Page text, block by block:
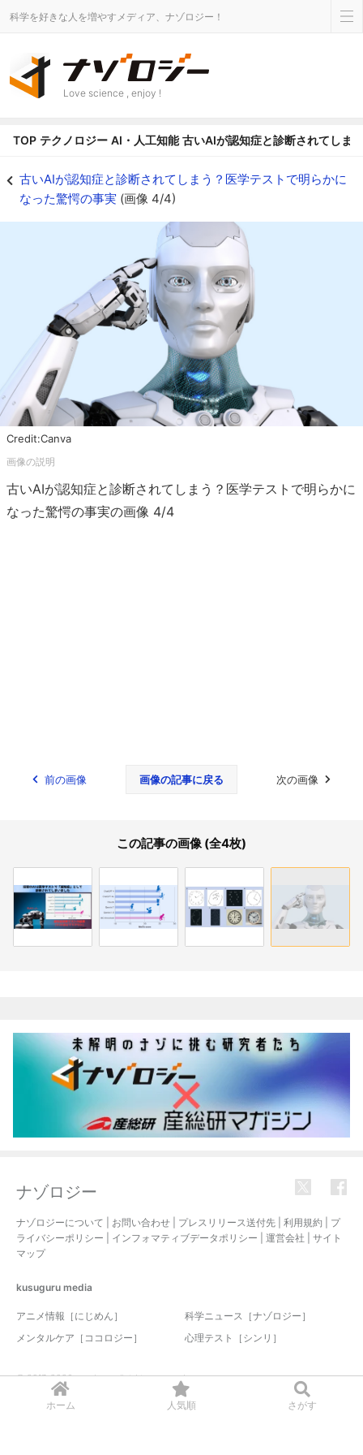
ホーム 人気順 さがす
科学を好きな人を増やすメディア、ナゾロジー！
Love science , enjoy !
TOP テクノロジー AI・人工知能 古いAIが認知症と診断されてしま
古いAIが認知症と診断されてしまう？医学テストで明らかに
なった驚愕の事実 (画像 4/4)
Credit:Canva
古いAIが認知症と診断されてしまう？医学テストで明らかに
なった驚愕の事実の画像 4/4
前の画像 画像の記事に戻る 次の画像
この記事の画像 (全4枚)
ナゾロジー
ナゾロジーについて お問い合わせ プレスリリース送付先 利用規約
プ
ライバシーポリシー
インフォマティブデータポリシー 運営会社
サイト
マップ
kusuguru media
アニメ情報［にじめん］
科学ニュース［ナゾロジー］
メンタルケア［ココロジー］
心理テスト［シンリ］
© 2017-2026 nazology. all rights reserved.